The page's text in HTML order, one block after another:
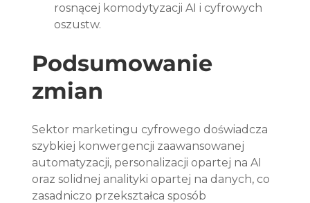
rosnącej komodytyzacji AI i cyfrowych
oszustw.
Podsumowanie
zmian
Sektor marketingu cyfrowego doświadcza
szybkiej konwergencji zaawansowanej
automatyzacji, personalizacji opartej na AI
oraz solidnej analityki opartej na danych, co
zasadniczo przekształca sposób